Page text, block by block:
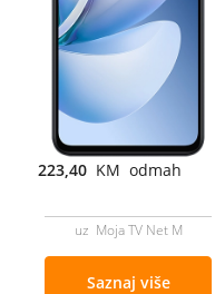
223,40 KM odmah
uz Moja TV Net M
Saznaj više